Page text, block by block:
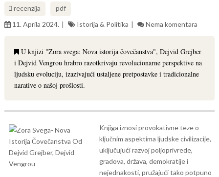
recenzija
pdf
11. Aprila 2024.
Istorija & Politika Nema komentara
U knjizi "Zora svega: Nova istorija čovečanstva", Dejvid Grejber
i Dejvid Vengrou hrabro razotkrivaju revolucionarne perspektive na
ljudsku evoluciju, izazivajući ustaljene pretpostavke i tradicionalne
narative o našoj prošlosti.
Knjiga iznosi provokativne teze o
ključnim aspektima ljudske civilizacije,
uključujući razvoj poljoprivrede,
gradova, država, demokratije i
nejednakosti, pružajući tako potpuno